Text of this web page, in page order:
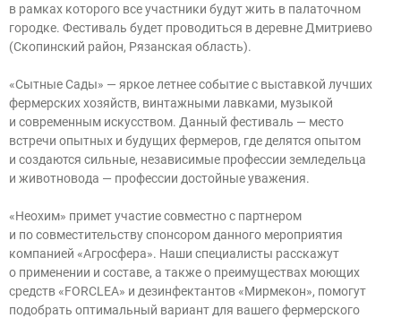
в рамках которого все участники будут жить в палаточном
городке. Фестиваль будет проводиться в деревне Дмитриево
(Скопинский район, Рязанская область).
«Сытные Сады» — яркое летнее событие с выставкой лучших
фермерских хозяйств, винтажными лавками, музыкой
и современным искусством. Данный фестиваль — место
встречи опытных и будущих фермеров, где делятся опытом
и создаются сильные, независимые профессии земледельца
и животновода — профессии достойные уважения.
«Неохим» примет участие совместно с партнером
и по совместительству спонсором данного мероприятия
компанией «Агросфера». Наши специалисты расскажут
о применении и составе, а также о преимуществах моющих
средств «FORCLEA» и дезинфектантов «Мирмекон», помогут
подобрать оптимальный вариант для вашего фермерского